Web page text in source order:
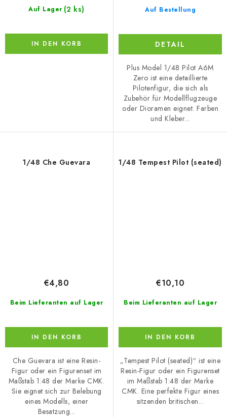
Auf Lager (2 ks)
IN DEN KORB
Auf Bestellung
DETAIL
Plus Model 1/48 Pilot A6M
Zero ist eine detaillierte
Pilotenfigur, die sich als
Zubehör für Modellflugzeuge
oder Dioramen eignet. Farben
und Kleber...
1/48 Che Guevara
Beim Lieferanten auf Lager
€4,80
IN DEN KORB
Che Guevara ist eine Resin-
Figur oder ein Figurenset im
Maßstab 1:48 der Marke CMK.
Sie eignet sich zur Belebung
eines Modells, einer
Besatzung...
1/48 Tempest Pilot (seated)
Beim Lieferanten auf Lager
€10,10
IN DEN KORB
„Tempest Pilot (seated)“ ist eine
Resin-Figur oder ein Figurenset
im Maßstab 1:48 der Marke
CMK. Eine perfekte Figur eines
sitzenden britischen...